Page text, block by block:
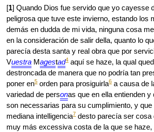
[1] Quando Dios fue servido que yo cayesse
peligrosa que tuve este invierno, estando los
demás en dudda de mi vida, ninguna cosa
en la consideración de salir della, quanto lo
parecía desta santa y real obra que por
Vuestra Magestad4aquí se haze, la qual
destroncada de manera que no podría tan
poner en5orden para prosiguirla6a causa de
variedad de personas que en ella entienden
son necessarias para su cumplimiento, y que
mediana intelligencia7desto parecía ser cosa
muy más excessiva costa de la que se haze,